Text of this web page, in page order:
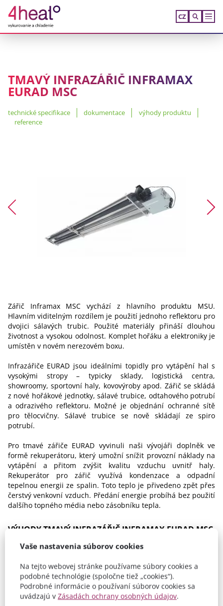
CZ
TMAVÝ INFRAZÁŘIČ INFRAMAX
EURAD MSC
technické specifikace dokumentace
výhody produktu
reference
Zářič Inframax MSC vychází z hlavního produktu MSU.
Hlavním viditelným rozdílem je použití jednoho reflektoru pro
dvojici sálavých trubic. Použité materiály přináší dlouhou
životnost a vysokou odolnost. Komplet hořáku a elektroniky je
umístěn v novém nerezovém boxu.
Infrazářiče EURAD jsou ideálními topidly pro vytápění hal s
vysokými stropy – typicky sklady, logistická centra,
showroomy, sportovní haly, kovovýroby apod. Zářič se skládá
z nové hořákové jednotky, sálavé trubice, odtahového potrubí
a odrazivého reflektoru. Možné je objednání ochranné sítě
pro tělocvičny. Sálavé trubice se nově skládají ze spiro
potrubí.
Pro tmavé zářiče EURAD vyvinuli naši vývojáři doplněk ve
formě rekuperátoru, který umožní snížit provozní náklady na
vytápění a přitom zvýšit kvalitu vzduchu uvnitř haly.
Rekuperátor pro zářič využívá kondenzace a odpadní
tepelnou energii ze spalin. Toto teplo je přivedeno zpět přes
čerstvý venkovní vzduch. Předání energie probíhá bez použití
dalšího topného média nebo zásobníku tepla.
VÝHODY TMAVÝ INFRAZÁŘIČ INFRAMAX EURAD MSC
Vhodné pro haly až 9m
Emisivita trubicaž 96%
1. stupňový a 2. stupňový výkon
zobrazit všechny výhody >>
Vaše nastavenia súborov cookies
Na tejto webovej stránke používame súbory cookies a
podobné technológie (spoločne tiež „cookies“).
Podrobné informácie o používaní súborov cookies sa
uvádzajú v Zásadách ochrany osobných údajov.